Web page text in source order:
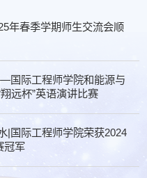
年春季学期师生交流会顺
国际工程师学院和能源与
远杯”英语演讲比赛
|国际工程师学院荣获2024
冠军